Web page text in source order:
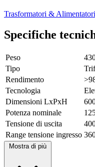
Trasformatori & Alimentatori
Specifiche
Peso
Tipo
Rendimento
Tecnologia
Dimensioni LxPxH
Potenza nominale
Tensione di uscita
Range tensione ingresso
Mostra di più